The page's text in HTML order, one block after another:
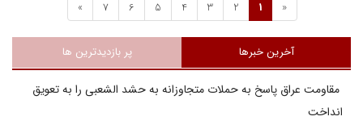
«
1
2
3
4
5
6
7
»
آخرین خبرها پر بازدیدترین ها
مقاومت عراق پاسخ به حملات متجاوزانه به حشد الشعبی را به تعویق
انداخت